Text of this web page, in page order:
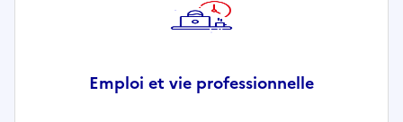
Emploi et vie professionnelle